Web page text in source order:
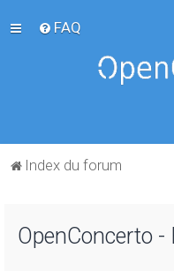
FAQ
Index du forum
OpenConcerto